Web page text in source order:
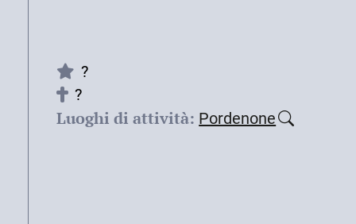
?
?
Luoghi di attività: Pordenone